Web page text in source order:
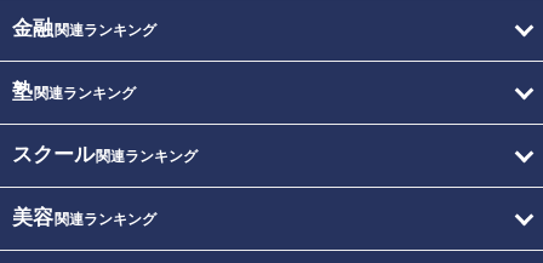
金融関連ランキング
塾関連ランキング
スクール関連ランキング
美容関連ランキング